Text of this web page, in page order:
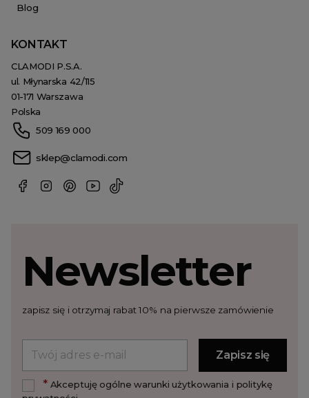
Blog
KONTAKT
CLAMODI P.S.A.
ul. Młynarska 42/115
01-171 Warszawa
Polska
509 169 000
sklep@clamodi.com
Newsletter
zapisz się i otrzymaj rabat 10% na pierwsze zamówienie
*Akceptuję ogólne warunki użytkowania i politykę